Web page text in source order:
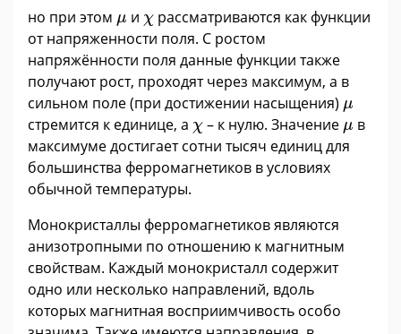
но при этом μ
μ и χ
χ рассматриваются как функции
от напряженности поля. С ростом
напряжённости поля данные функции также
получают рост, проходят через максимум, а в
сильном поле (при достижении насыщения) μ
μ
стремится к единице, а χ
χ – к нулю. Значение μ
μ в
максимуме достигает сотни тысяч единиц для
большинства ферромагнетиков в условиях
обычной температуры.
Монокристаллы ферромагнетиков являются
анизотропными по отношению к магнитным
свойствам. Каждый монокристалл содержит
одно или несколько направлений, вдоль
которых магнитная восприимчивость особо